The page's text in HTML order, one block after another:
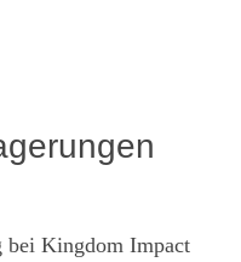
bei Kingdom Impact